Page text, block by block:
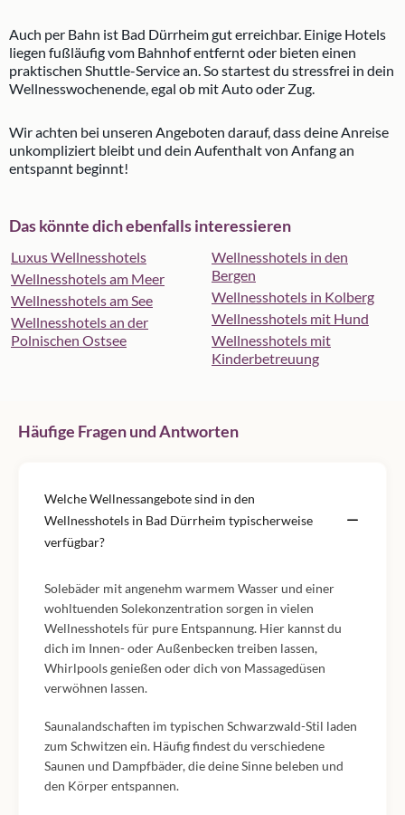
Auch per Bahn ist Bad Dürrheim gut erreichbar. Einige Hotels
liegen fußläufig vom Bahnhof entfernt oder bieten einen
praktischen Shuttle-Service an. So startest du stressfrei in dein
Wellnesswochenende, egal ob mit Auto oder Zug.
Wir achten bei unseren Angeboten darauf, dass deine Anreise
unkompliziert bleibt und dein Aufenthalt von Anfang an
entspannt beginnt!
Das könnte dich ebenfalls interessieren
Luxus Wellnesshotels
Wellnesshotels am Meer
Wellnesshotels am See
Wellnesshotels an der
Polnischen Ostsee
Wellnesshotels in den
Bergen
Wellnesshotels in Kolberg
Wellnesshotels mit Hund
Wellnesshotels mit
Kinderbetreuung
Häufige Fragen und Antworten
Welche Wellnessangebote sind in den
Wellnesshotels in Bad Dürrheim typischerweise
verfügbar?
Solebäder mit angenehm warmem Wasser und einer
wohltuenden Solekonzentration sorgen in vielen
Wellnesshotels für pure Entspannung. Hier kannst du
dich im Innen- oder Außenbecken treiben lassen,
Whirlpools genießen oder dich von Massagedüsen
verwöhnen lassen.
Saunalandschaften im typischen Schwarzwald-Stil laden
zum Schwitzen ein. Häufig findest du verschiedene
Saunen und Dampfbäder, die deine Sinne beleben und
den Körper entspannen.